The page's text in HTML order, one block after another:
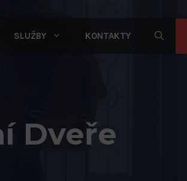
SLUŽBY KONTAKTY
Dveře